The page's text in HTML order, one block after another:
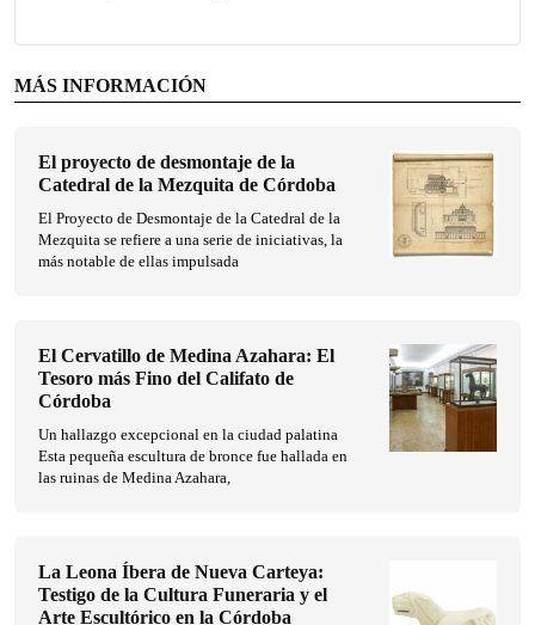
MÁS INFORMACIÓN
El proyecto de desmontaje de la
Catedral de la Mezquita de Córdoba
El Proyecto de Desmontaje de la Catedral de la
Mezquita se refiere a una serie de iniciativas, la
más notable de ellas impulsada
El Cervatillo de Medina Azahara: El
Tesoro más Fino del Califato de
Córdoba
Un hallazgo excepcional en la ciudad palatina
Esta pequeña escultura de bronce fue hallada en
las ruinas de Medina Azahara,
La Leona Íbera de Nueva Carteya:
Testigo de la Cultura Funeraria y el
Arte Escultórico en la Córdoba